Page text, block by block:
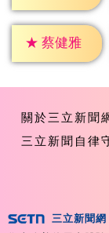
★ 蔡健雅
關於三立新聞
三立新聞自律
Copyright
三立新聞網